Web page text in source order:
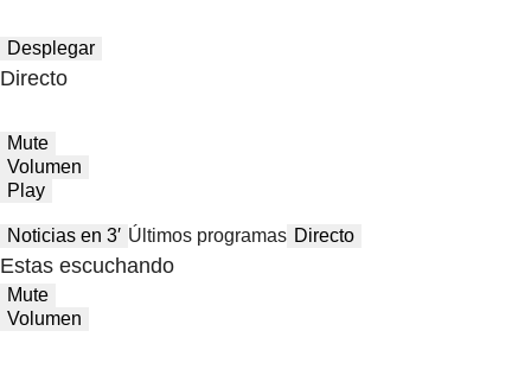
Desplegar
Directo
Mute
Volumen
Play
Noticias en 3′ Últimos programas Directo
Estas escuchando
Mute
Volumen